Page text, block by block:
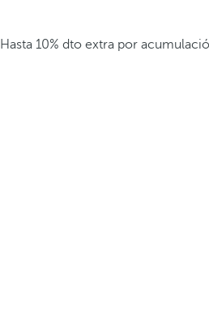
Hasta 10% dto extra por